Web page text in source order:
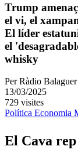
Trump
el vi, el
El líder
el
whisky
Per Ràdio Balaguer
13/03/2025
729 visites
Política Economia
El Cava rep